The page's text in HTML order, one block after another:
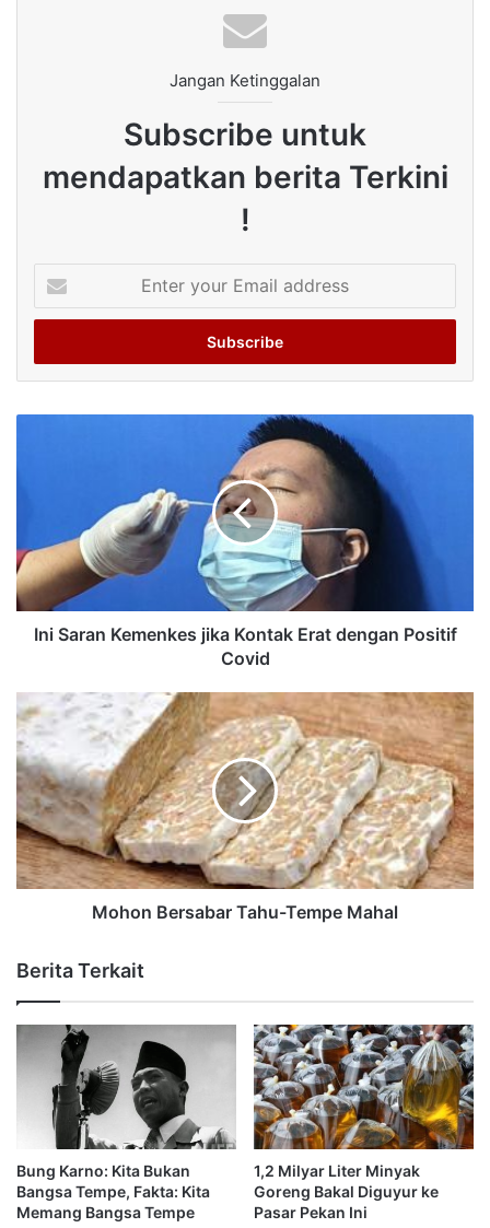
Jangan Ketinggalan
Subscribe untuk
mendapatkan berita Terkini
!
your
Email
Ini Saran Kemenkes jika Kontak Erat dengan Positif
Covid
Mohon Bersabar Tahu-Tempe Mahal
Berita Terkait
Bung Karno: Kita Bukan
Bangsa Tempe, Fakta: Kita
Memang Bangsa Tempe
1,2 Milyar Liter Minyak
Goreng Bakal Diguyur ke
Pasar Pekan Ini